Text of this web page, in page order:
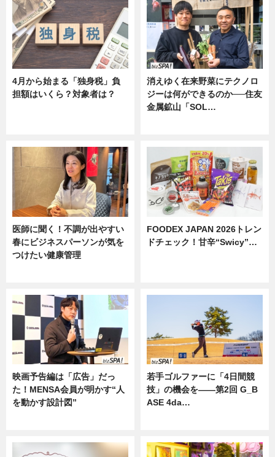
4月から始まる「独身税」負
担額はいくら？対象者は？
消えゆく在来野菜にテクノロ
ジーは何ができるのか──住友
金属鉱山「SOL…
医師に聞く！不調が出やすい
春にビジネスパーソンが気を
つけたい健康管理
FOODEX JAPAN 2026トレン
ドチェック！甘辛“Swicy”…
映画予告編は「広告」だっ
た！MENSA会員が明かす“人
を動かす設計図”
若手ゴルファーに「4日間競
技」の機会を——第2回 G_B
ASE 4da…